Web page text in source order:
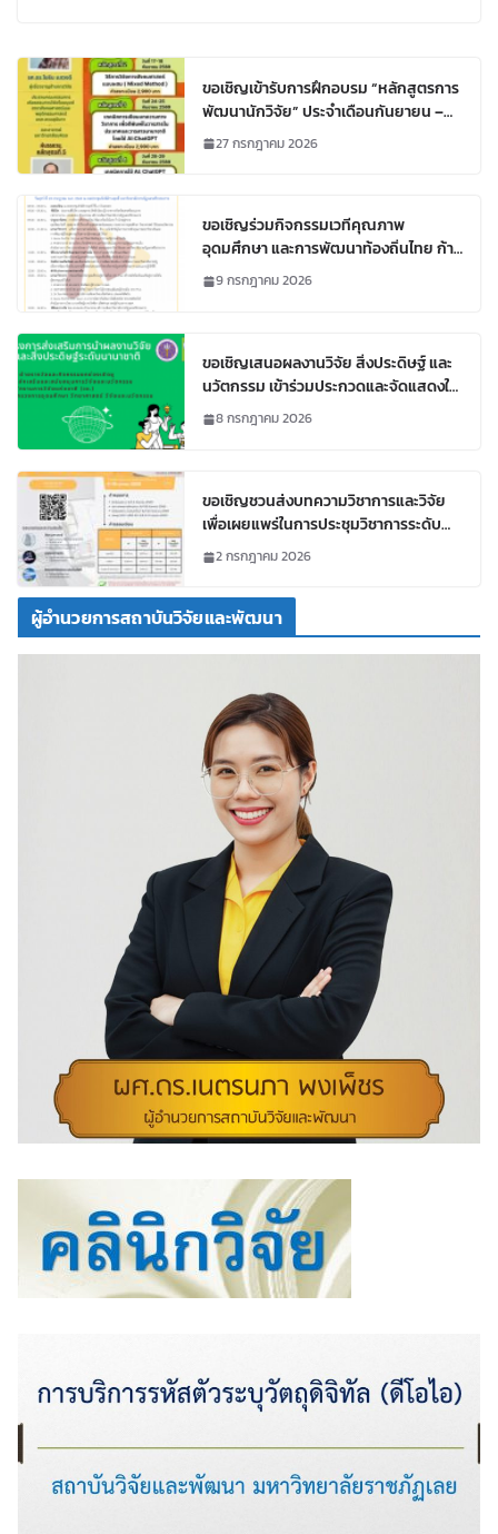
ขอเชิญเข้ารับการฝึกอบรม “หลักสูตรการ
พัฒนานักวิจัย” ประจำเดือนกันยายน –
ตุลาคม พ.ศ. 2569
27 กรกฎาคม 2026
ขอเชิญร่วมกิจกรรมเวทีคุณภาพ
อุดมศึกษา และการพัฒนาท้องถิ่นไทย ก้าว
ไกลสู่มาตรฐานสากล ครั้งที่ 16
9 กรกฎาคม 2026
ขอเชิญเสนอผลงานวิจัย สิ่งประดิษฐ์ และ
นวัตกรรม เข้าร่วมประกวดและจัดแสดงใน
เวทีระดับนานาชาติ ประจำปี 2569
8 กรกฎาคม 2026
ขอเชิญชวนส่งบทความวิชาการและวิจัย
เพื่อเผยแพร่ในการประชุมวิชาการระดับ
ชาติและนานาชาติ
2 กรกฎาคม 2026
ผู้อำนวยการสถาบันวิจัยและพัฒนา